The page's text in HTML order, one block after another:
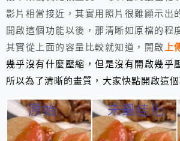
影片相當接近，其實用照片很難顯示出
開啟這個功能以後，那清晰如原檔的程
其實從上面的容量比較就知道，開啟
上
幾乎沒有什麼壓縮，但是沒有開啟幾乎
所以為了清晰的畫質，大家快點開啟這個